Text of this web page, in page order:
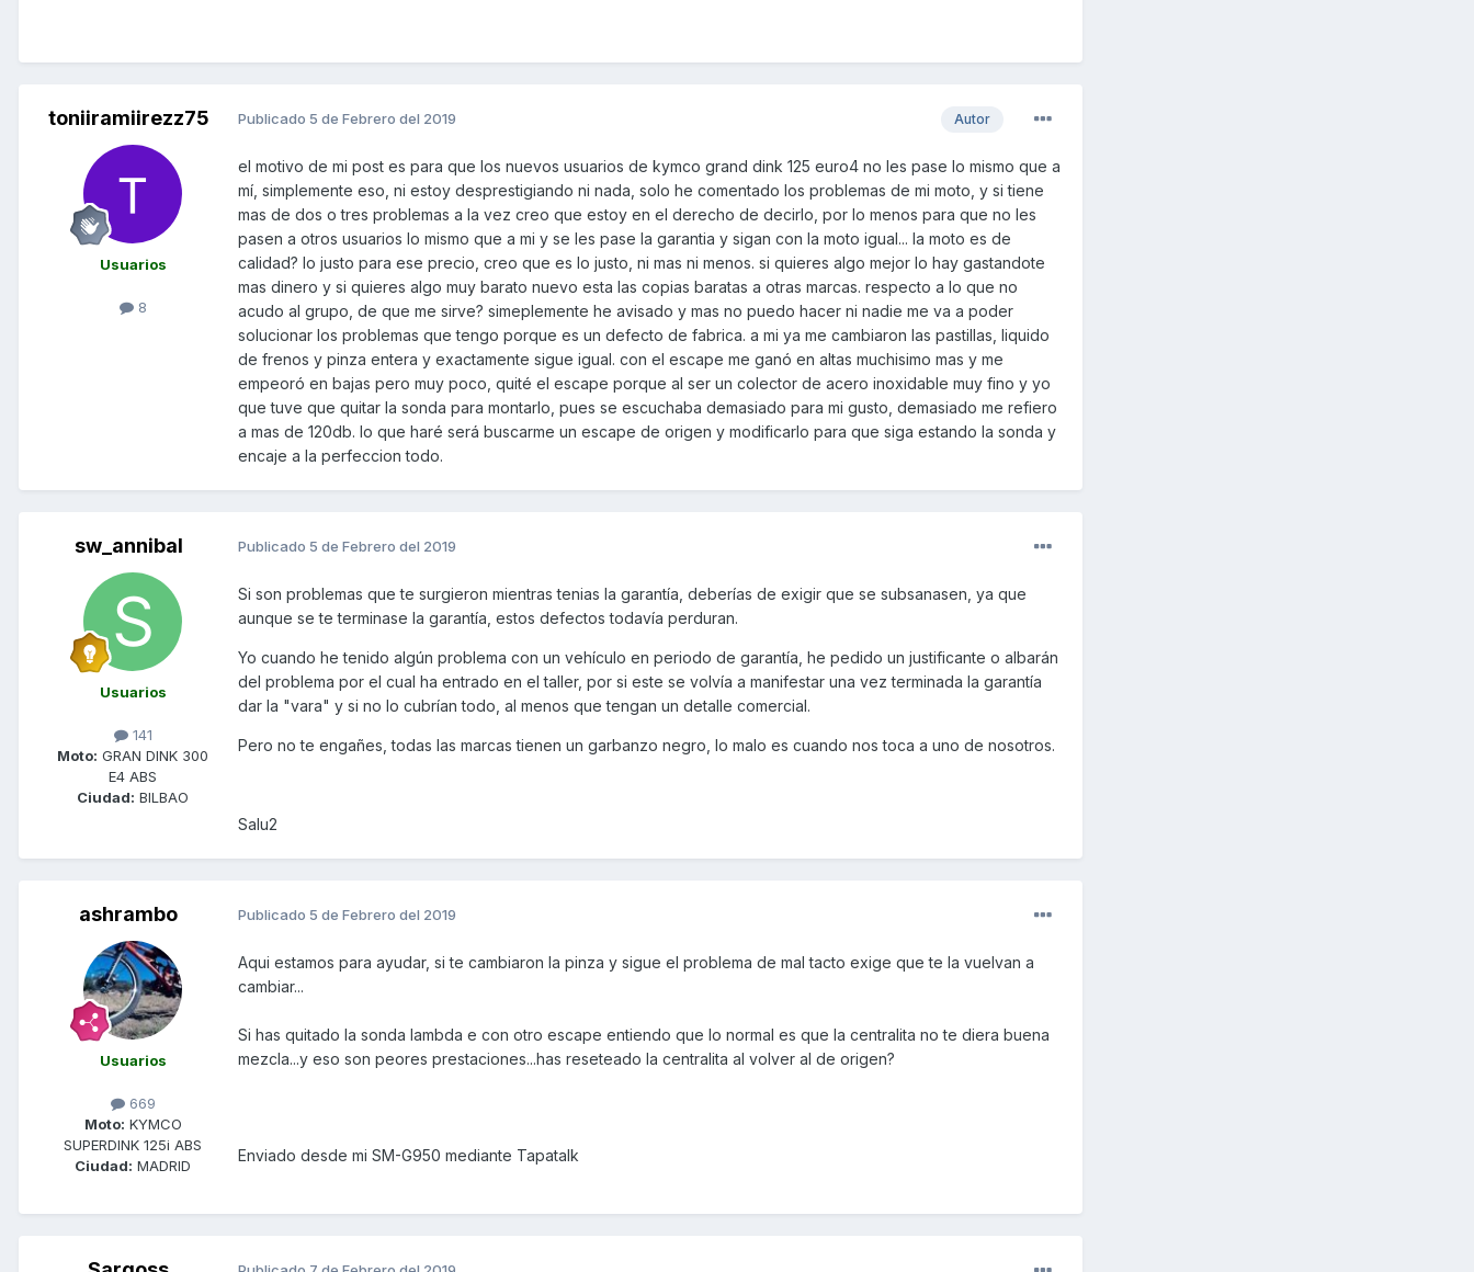
toniiramiirezz75
Usuarios
8
Autor
Publicado 5 de Febrero del 2019
el motivo de mi post es para que los nuevos usuarios de kymco grand dink 125 euro4 no les pase lo mismo que a
mí, simplemente eso, ni estoy desprestigiando ni nada, solo he comentado los problemas de mi moto, y si tiene
mas de dos o tres problemas a la vez creo que estoy en el derecho de decirlo, por lo menos para que no les
pasen a otros usuarios lo mismo que a mi y se les pase la garantia y sigan con la moto igual... la moto es de
calidad? lo justo para ese precio, creo que es lo justo, ni mas ni menos. si quieres algo mejor lo hay gastandote
mas dinero y si quieres algo muy barato nuevo esta las copias baratas a otras marcas. respecto a lo que no
acudo al grupo, de que me sirve? simeplemente he avisado y mas no puedo hacer ni nadie me va a poder
solucionar los problemas que tengo porque es un defecto de fabrica. a mi ya me cambiaron las pastillas, liquido
de frenos y pinza entera y exactamente sigue igual. con el escape me ganó en altas muchisimo mas y me
empeoró en bajas pero muy poco, quité el escape porque al ser un colector de acero inoxidable muy fino y yo
que tuve que quitar la sonda para montarlo, pues se escuchaba demasiado para mi gusto, demasiado me refiero
a mas de 120db. lo que haré será buscarme un escape de origen y modificarlo para que siga estando la sonda y
encaje a la perfeccion todo.
sw_annibal
Usuarios
141
Moto: GRAN DINK 300
E4 ABS
Ciudad: BILBAO
Publicado 5 de Febrero del 2019
Si son problemas que te surgieron mientras tenias la garantía, deberías de exigir que se subsanasen, ya que
aunque se te terminase la garantía, estos defectos todavía perduran.
Yo cuando he tenido algún problema con un vehículo en periodo de garantía, he pedido un justificante o albarán
del problema por el cual ha entrado en el taller, por si este se volvía a manifestar una vez terminada la garantía
dar la "vara" y si no lo cubrían todo, al menos que tengan un detalle comercial.
Pero no te engañes, todas las marcas tienen un garbanzo negro, lo malo es cuando nos toca a uno de nosotros.
Salu2
ashrambo
Usuarios
669
Moto: KYMCO
SUPERDINK 125i ABS
Ciudad: MADRID
Publicado 5 de Febrero del 2019
Aqui estamos para ayudar, si te cambiaron la pinza y sigue el problema de mal tacto exige que te la vuelvan a
cambiar...
Si has quitado la sonda lambda e con otro escape entiendo que lo normal es que la centralita no te diera buena
mezcla...y eso son peores prestaciones...has reseteado la centralita al volver al de origen?
Enviado desde mi SM-G950 mediante Tapatalk